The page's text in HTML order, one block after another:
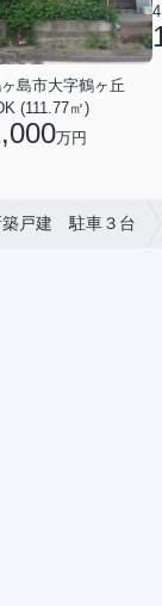
島市大字鶴ヶ丘
(111.77㎡)
万円
戸建 駐車３台